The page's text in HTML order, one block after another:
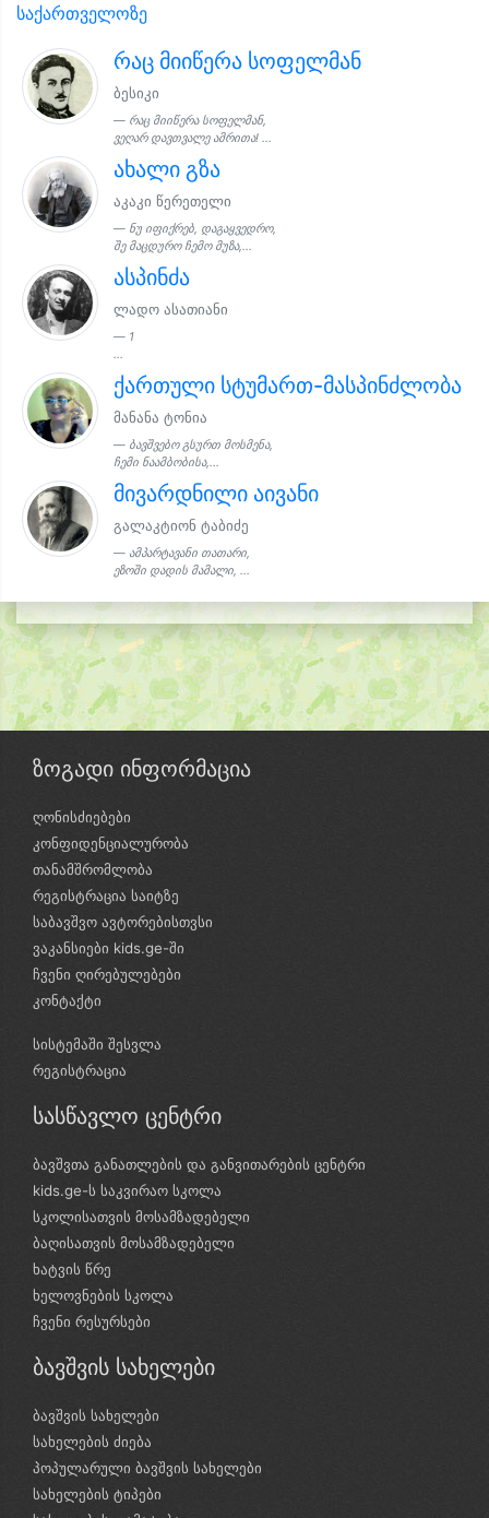
საქართველოზე
რაც მიიწერა სოფელმან
ბესიკი
რაც მიიწერა სოფელმან,
ვეღარ დავთვალე ამრითა! ...
ახალი გზა
აკაკი წერეთელი
ნუ იფიქრებ, დაგაყვედრო,
შე მაცდურო ჩემო მუზა,...
ასპინძა
ლადო ასათიანი
1
...
ქართული სტუმართ-მასპინძლობა
მანანა ტონია
ბავშვებო გსურთ მოსმენა,
ჩემი ნაამბობისა,...
მივარდნილი აივანი
გალაკტიონ ტაბიძე
ამპარტავანი თათარი,
ეზოში დადის მამალი, ...
ზოგადი ინფორმაცია
ღონისძიებები
კონფიდენციალურობა
თანამშრომლობა
რეგისტრაცია საიტზე
საბავშვო ავტორებისთვსი
ვაკანსიები kids.ge-ში
ჩვენი ღირებულებები
კონტაქტი
სისტემაში შესვლა
რეგისტრაცია
სასწავლო ცენტრი
ბავშვთა განათლების და განვითარების ცენტრი
kids.ge-ს საკვირაო სკოლა
სკოლისათვის მოსამზადებელი
ბაღისათვის მოსამზადებელი
ხატვის წრე
ხელოვნების სკოლა
ჩვენი რესურსები
ბავშვის სახელები
ბავშვის სახელები
სახელების ძიება
პოპულარული ბავშვის სახელები
სახელების ტიპები